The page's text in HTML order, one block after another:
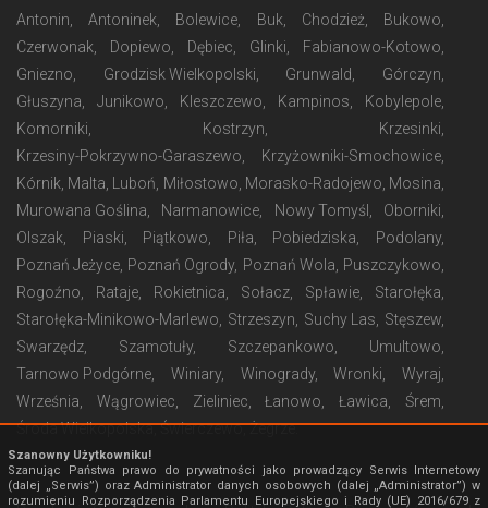
Antonin Antoninek Bolewice Buk Chodzież
Bukowo
Czerwonak
Dopiewo Dębiec Glinki
Fabianowo-Kotowo
Gniezno
Grodzisk Wielkopolski Grunwald
Górczyn
Głuszyna
Junikowo Kleszczewo Kampinos
Kobylepole
Komorniki
Kostrzyn
Krzesinki
Krzesiny-Pokrzywno-Garaszewo
Krzyżowniki-Smochowice
Kórnik Malta Luboń Miłostowo Morasko-Radojewo Mosina
Murowana Goślina
Narmanowice Nowy Tomyśl
Oborniki
Olszak
Piaski Piątkowo Piła Pobiedziska
Podolany
Poznań Jeżyce Poznań Ogrody Poznań Wola
Puszczykowo
Rogoźno
Rataje Rokietnica Sołacz Spławie
Starołęka
Starołęka-Minikowo-Marlewo
Strzeszyn Suchy Las
Stęszew
Swarzędz
Szamotuły Szczepankowo
Umultowo
Tarnowo Podgórne
Winiary Winogrady Wronki
Wyraj
Września
Wągrowiec Zieliniec Łanowo Ławica
Śrem
Środa Wielkopolska Świerczewo Żegrze
Szanowny Użytkowniku!
Szanując Państwa prawo do prywatności jako prowadzący Serwis Internetowy
(dalej „Serwis”) oraz Administrator danych osobowych (dalej „Administrator”) w
rozumieniu Rozporządzenia Parlamentu Europejskiego i Rady (UE) 2016/679 z